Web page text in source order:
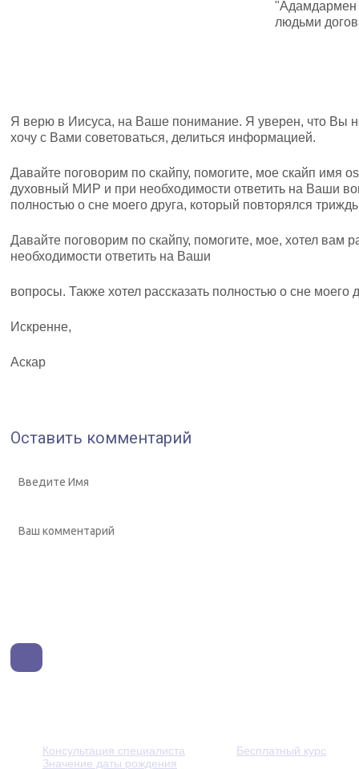
"Адамдармен
людьми
Я верю в Иисуса, на Ваше понимание. Я уверен, что Вы
хочу с Вами советоваться, делиться информацией.
Давайте поговорим по скайпу, помогите, мое скайп имя
духовный МИР и при необходимости ответить на Ваши
полностью о сне моего друга, который повторялся
Давайте поговорим по скайпу, помогите, мое, хотел вам
необходимости ответить на Ваши
вопросы. Также хотел рассказать полностью о сне моего
Искренне,
Аскар
Оставить комментарий
Консультация специалиста
Бесплатный курс
Значение даты рождения